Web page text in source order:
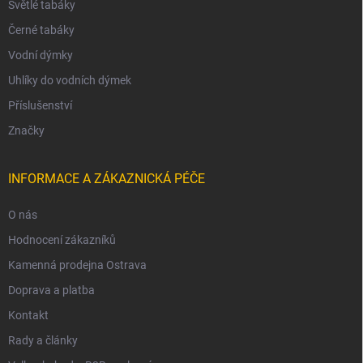
Světlé tabáky
Černé tabáky
Vodní dýmky
Uhlíky do vodních dýmek
Příslušenství
Značky
INFORMACE A ZÁKAZNICKÁ PÉČE
O nás
Hodnocení zákazníků
Kamenná prodejna Ostrava
Doprava a platba
Kontakt
Rady a články